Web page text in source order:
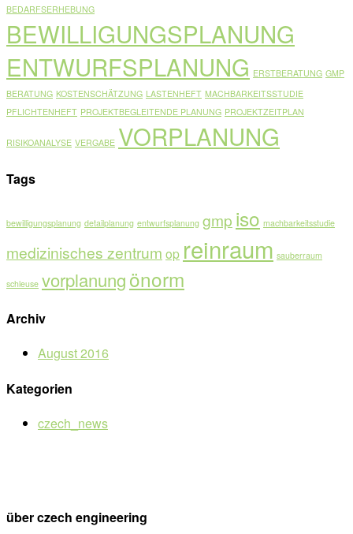
BEDARFSERHEBUNG
BEWILLIGUNGSPLANUNG
ENTWURFSPLANUNG ERSTBERATUNG GMP
BERATUNG KOSTENSCHÄTZUNG LASTENHEFT MACHBARKEITSSTUDIE
PFLICHTENHEFT PROJEKTBEGLEITENDE PLANUNG PROJEKTZEITPLAN
RISIKOANALYSE VERGABE VORPLANUNG
Tags
bewilligungsplanung detailplanung entwurfsplanung gmp iso machbarkeitsstudie
medizinisches zentrum op reinraum sauberraum
schleuse vorplanungönorm
Archiv
August 2016
Kategorien
czech_news
über czech engineering